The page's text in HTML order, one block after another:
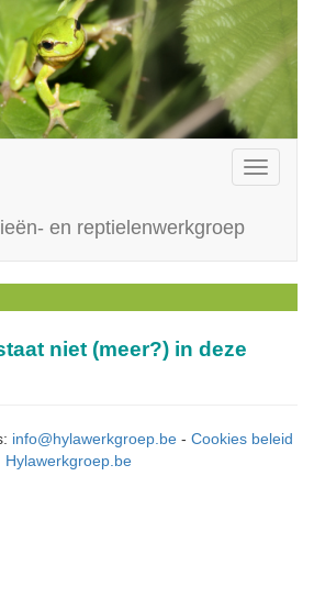
Toggle
en reptielenwerkgroep
niet (meer?) in deze
info@hylawerkgroep.be- Cookies beleid
Hylawerkgroep.be